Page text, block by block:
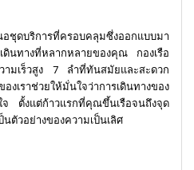
ชุดบริการที่ครอบคลุมซึ่งออกแบบมา
ดินทางที่หลากหลายของคุณ กองเรือ
วามเร็วสูง 7 ลำที่ทันสมัยและสะดวก
เราช่วยให้มั่นใจว่าการเดินทางของ
ตั้งแต่ก้าวแรกที่คุณขึ้นเรือจนถึงจุด
นตัวอย่างของความเป็นเลิศ